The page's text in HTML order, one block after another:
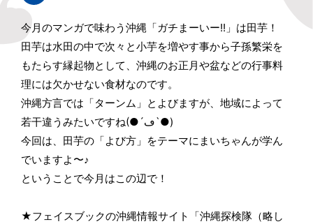
今月のマンガで味わう沖縄「ガチまーいー!!」は田芋！
田芋は水田の中で次々と小芋を増やす事から子孫繁栄を
もたらす縁起物として、沖縄のお正月や盆などの行事料
理には欠かせない食材なのです。
沖縄方言では「ターンム」とよびますが、地域によって
若干違うみたいですね(●´ڡ`●)
今回は、田芋の「よび方」をテーマにまいちゃんが学ん
でいますよ〜♪
ということで今月はこの辺で！
★フェイスブックの沖縄情報サイト「沖縄探検隊（略し